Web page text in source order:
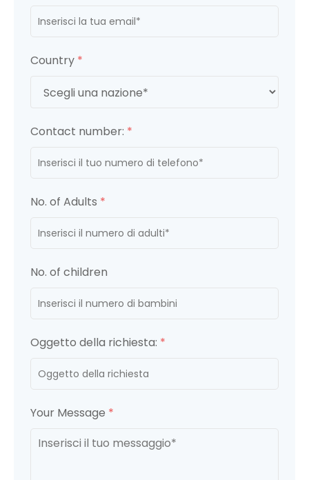
Country *
Contact number: *
No. of Adults *
No. of children
Oggetto della richiesta: *
Your Message *